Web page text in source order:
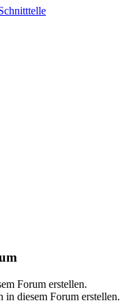
Forum erstellen.
in diesem Forum erstellen.